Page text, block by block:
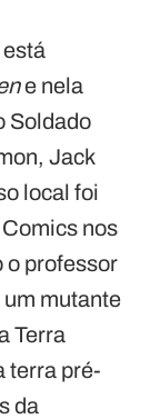
está
e nela
Soldado
Jack
local foi
nos
o professor
mutante
Terra
terra pré-
da